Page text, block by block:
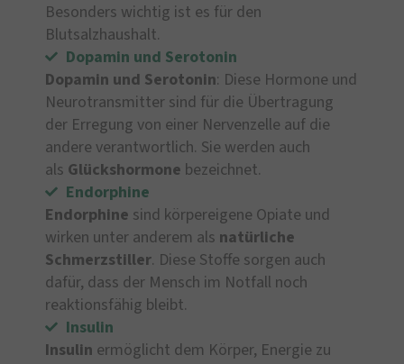
Besonders wichtig ist es für den
Blutsalzhaushalt.
Dopamin und Serotonin
Dopamin und Serotonin: Diese Hormone und
Neurotransmitter sind für die Übertragung
der Erregung von einer Nervenzelle auf die
andere verantwortlich. Sie werden auch
als Glückshormone bezeichnet.
Endorphine
Endorphine sind körpereigene Opiate und
wirken unter anderem als natürliche
Schmerzstiller. Diese Stoffe sorgen auch
dafür, dass der Mensch im Notfall noch
reaktionsfähig bleibt.
Insulin
Insulin ermöglicht dem Körper, Energie zu